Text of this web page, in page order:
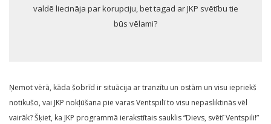
valdē liecināja par korupciju, bet tagad ar JKP svētību tie
būs vēlami?
Ņemot vērā, kāda šobrīd ir situācija ar tranzītu un ostām un visu iepriekš
notikušo, vai JKP nokļūšana pie varas Ventspilī to visu nepasliktinās vēl
vairāk? Šķiet, ka JKP programmā ierakstītais sauklis “Dievs, svētī Ventspili!”